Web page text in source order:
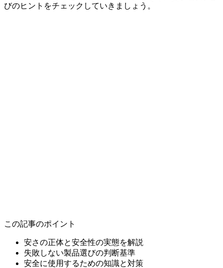
びのヒントをチェックしていきましょう。
この記事のポイント
安さの正体と安全性の実態を解説
失敗しない製品選びの判断基準
安全に使用するための知識と対策